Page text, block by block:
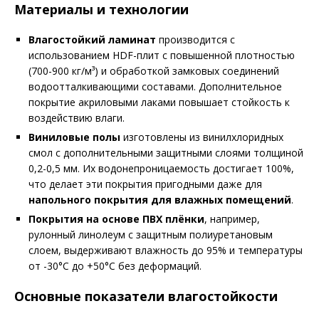
Материалы и технологии
Влагостойкий ламинат производится с
использованием HDF-плит с повышенной плотностью
(700-900 кг/м³) и обработкой замковых соединений
водоотталкивающими составами. Дополнительное
покрытие акриловыми лаками повышает стойкость к
воздействию влаги.
Виниловые полы изготовлены из винилхлоридных
смол с дополнительными защитными слоями толщиной
0,2-0,5 мм. Их водонепроницаемость достигает 100%,
что делает эти покрытия пригодными даже для
напольного покрытия для влажных помещений.
Покрытия на основе ПВХ плёнки, например,
рулонный линолеум с защитным полиуретановым
слоем, выдерживают влажность до 95% и температуры
от -30°C до +50°C без деформаций.
Основные показатели влагостойкости